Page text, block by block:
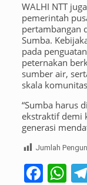
WALHI NTT
pemerintah
pertambangan
Sumba.
pada
peternakan
sumber air,
skala
“Sumba harus
ekstraktif demi
generasi
Jumlah